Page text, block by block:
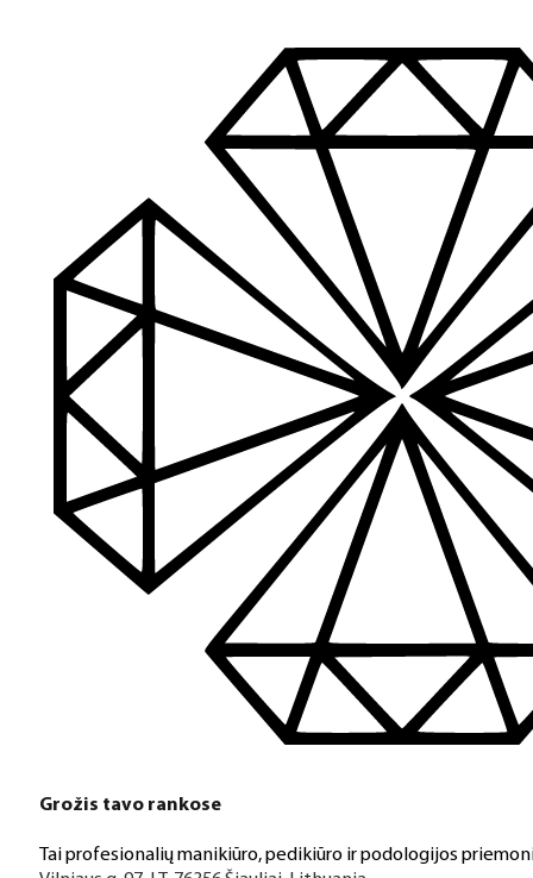
Grožis tavo rankose
Tai profesionalių manikiūro, pedikiūro ir podologijos